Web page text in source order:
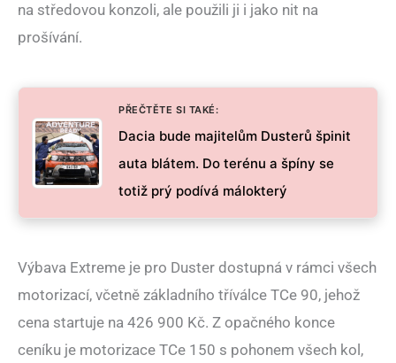
na středovou konzoli, ale použili ji i jako nit na
prošívání.
PŘEČTĚTE SI TAKÉ:
Dacia bude majitelům Dusterů špinit
auta blátem. Do terénu a špíny se
totiž prý podívá málokterý
Výbava Extreme je pro Duster dostupná v rámci všech
motorizací, včetně základního tříválce TCe 90, jehož
cena startuje na 426 900 Kč. Z opačného konce
ceníku je motorizace TCe 150 s pohonem všech kol,